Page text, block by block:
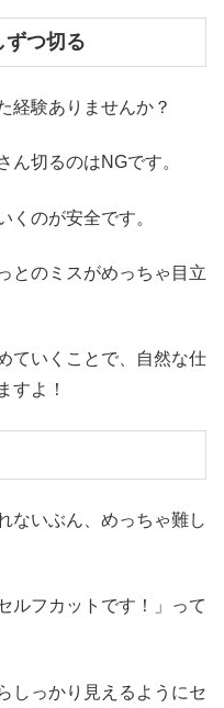
つ切る
経験ありませんか？
ん切るのはNGです。
くのが安全です。
とのミスがめっちゃ目立
ていくことで、自然な仕
すよ！
ないぶん、めっちゃ難し
ルフカットです！」って
しっかり見えるようにセ